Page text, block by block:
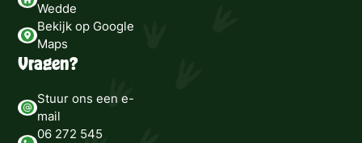
Wedde
Bekijk op Google
Maps
Vragen?
Stuur ons een e-
mail
06 272 545